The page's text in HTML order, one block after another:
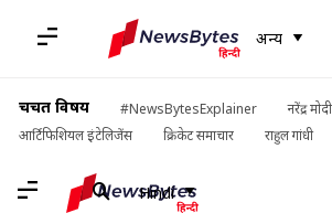
अन्य
चर्चित विषय #NewsBytesExplainer
नरेंद्र मोदी
आर्टिफिशियल इंटेलिजेंस
क्रिकेट समाचार राहुल गांधी
Hindi